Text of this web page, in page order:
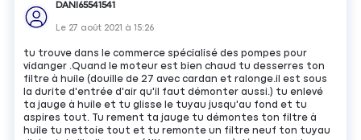
DANI65541541
Le 27 août 2021 à15:26
tu trouve dans le commerce spécialisé des pompes pour
vidanger .Quand le moteur est bien chaud tu desserres ton
filtre à huile (douille de 27 avec cardan et ralonge.il est sous
la durite d'entrée d'air qu'il faut démonter aussi.) tu enlevé
ta jauge à huile et tu glisse le tuyau jusqu'au fond et tu
aspires tout. Tu rement ta jauge tu démontes ton filtre à
huile tu nettoie tout et tu remonte un filtre neuf ton tuyau